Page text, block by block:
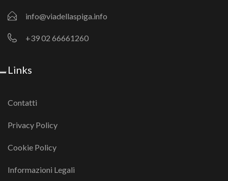
info@viadellaspiga.info
+39 02 66661260
Links
Contatti
Privacy Policy
Cookie Policy
Informazioni Legali